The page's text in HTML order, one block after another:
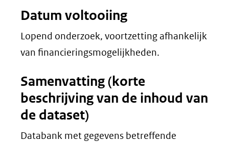
Datum voltooiing
Lopend onderzoek, voortzetting afhankelijk
van financieringsmogelijkheden.
Samenvatting (korte
beschrijving van de inhoud van
de dataset)
Databank met gegevens betreffende